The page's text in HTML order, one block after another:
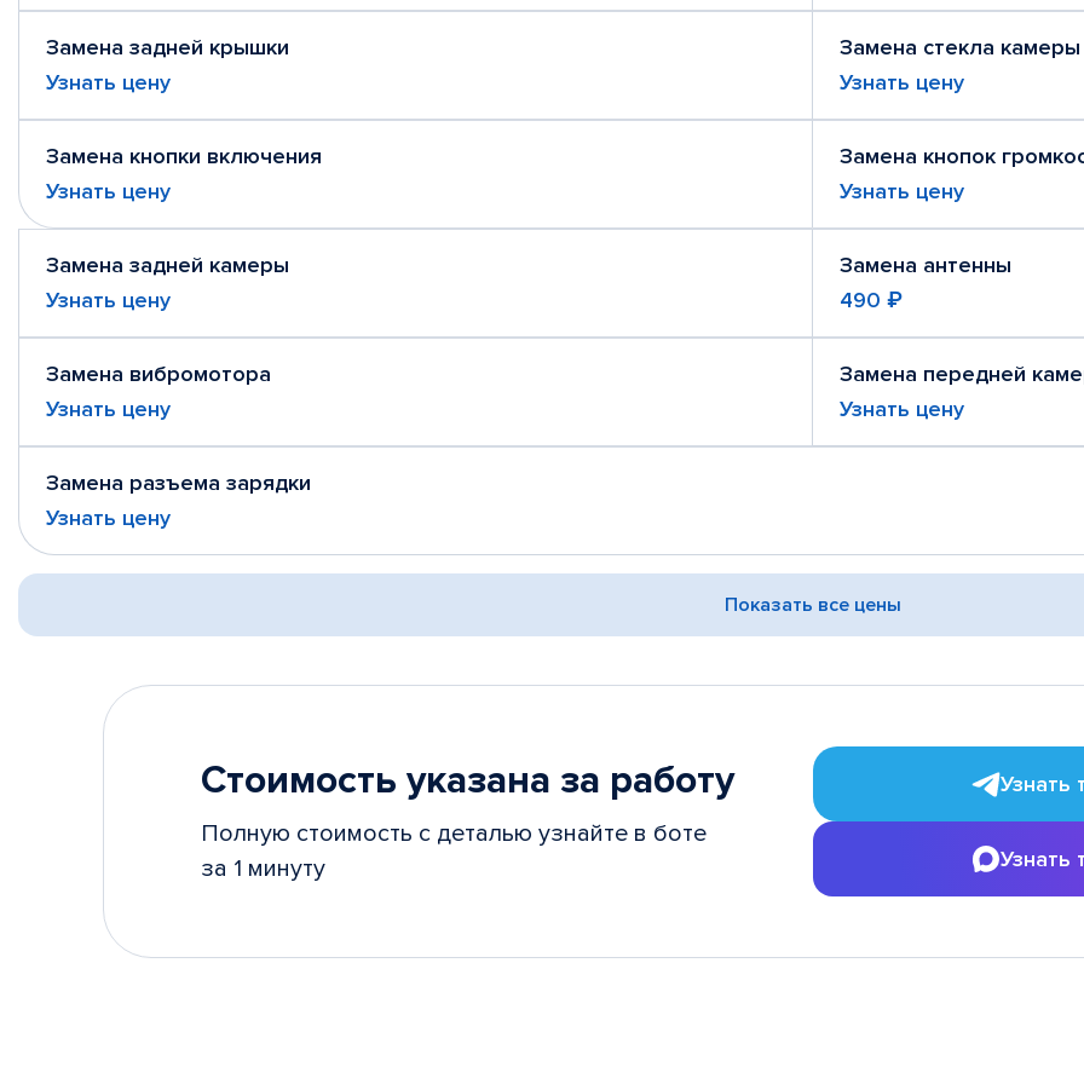
Замена задней крышки
Узнать цену
Замена стекла камеры
Узнать цену
Замена кнопки включения
Узнать цену
Замена кнопок
Узнать цену
Замена задней камеры
Узнать цену
Замена антенны
490 ₽
Замена вибромотора
Узнать цену
Замена передней
Узнать цену
Замена разъема зарядки
Узнать цену
Показать все цены
Стоимость указана за работу
Полную стоимость с деталью узнайте в боте
за 1 минуту
Узнать
Узнать